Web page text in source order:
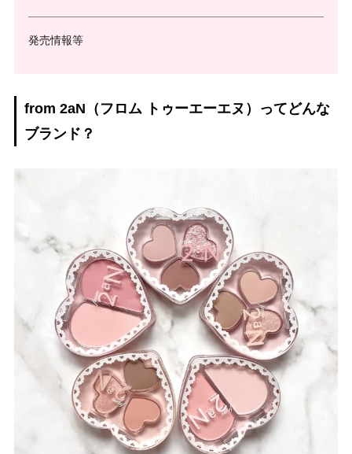
発売情報等
from 2aN（フロム トゥーエーエヌ）ってどんな
ブランド？